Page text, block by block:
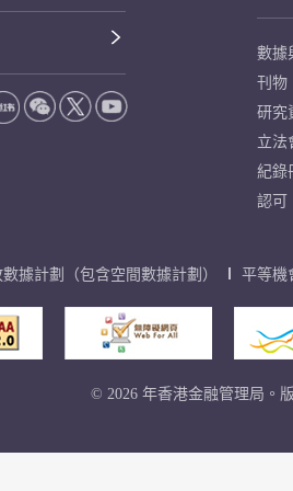
數據
刊物
研究
立法
紀錄
認可
據計劃（包含空間數據計劃） 平等機
© 2026 年香港金融管理局。